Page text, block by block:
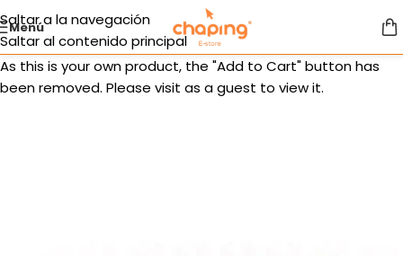
Saltar a la navegación
Saltar al contenido principal
Menú
As this is your own product, the "Add to Cart" button has
been removed. Please visit as a guest to view it.